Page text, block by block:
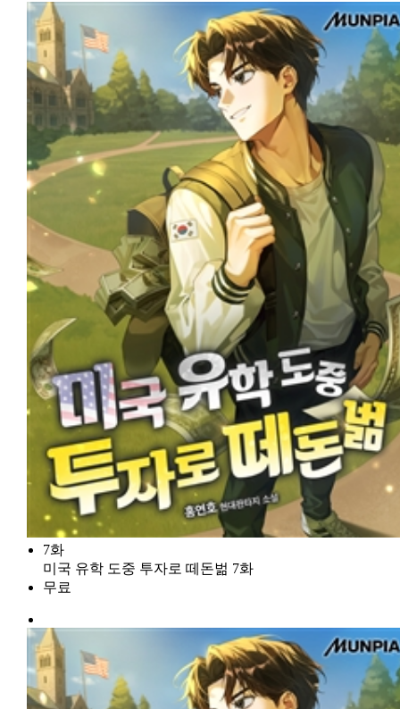
7화
미국 유학 도중 투자로 떼돈벎 7화
무료